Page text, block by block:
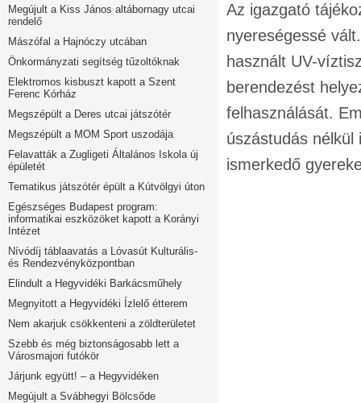
Megújult a Kiss János altábornagy utcai
rendelő
Mászófal a Hajnóczy utcában
Önkormányzati segítség tűzoltóknak
Elektromos kisbuszt kapott a Szent
Ferenc Kórház
Megszépült a Deres utcai játszótér
Megszépült a MOM Sport uszodája
Felavatták a Zugligeti Általános Iskola új
épületét
Tematikus játszótér épült a Kútvölgyi úton
Egészséges Budapest program:
informatikai eszközöket kapott a Korányi
Intézet
Nívódíj táblaavatás a Lóvasút Kulturális-
és Rendezvényközpontban
Elindult a Hegyvidéki Barkácsműhely
Megnyitott a Hegyvidéki Ízlelő étterem
Nem akarjuk csökkenteni a zöldterületet
Szebb és még biztonságosabb lett a
Városmajori futókör
Járjunk együtt! – a Hegyvidéken
Megújult a Svábhegyi Bölcsőde
Az igazgató
nyereségessé
használt UV-
berendezést
felhasználását.
úszástudás
ismerkedő